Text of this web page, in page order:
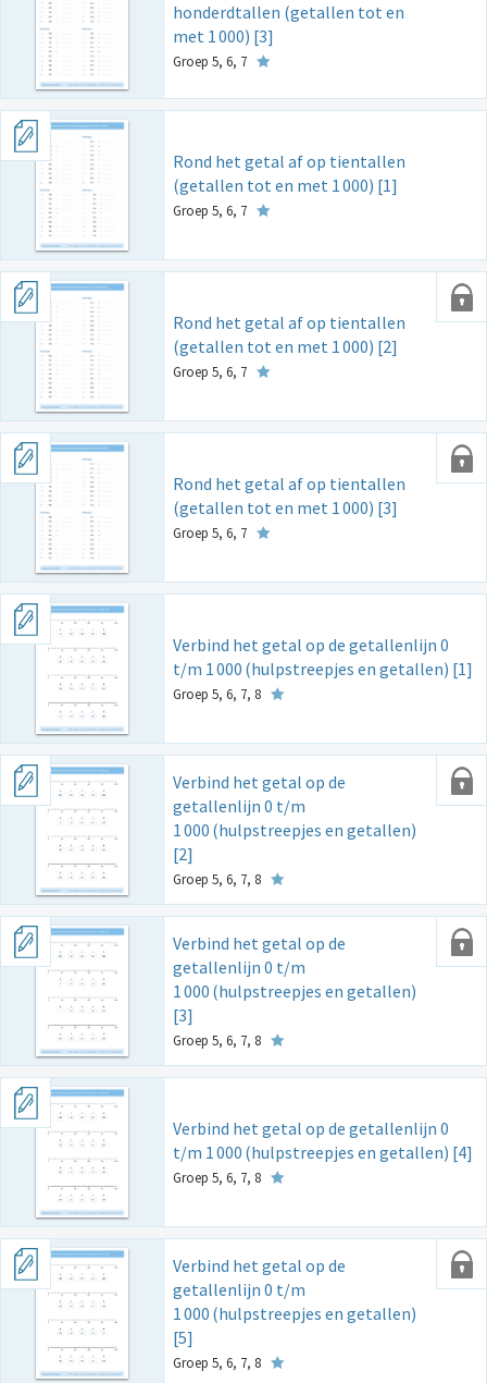
honderdtallen (getallen tot en
met 1000) [3]
Groep 5, 6, 7
Rond het getal af op tientallen
(getallen tot en met 1000) [1]
Groep 5, 6, 7
Rond het getal af op tientallen
(getallen tot en met 1000) [2]
Groep 5, 6, 7
Rond het getal af op tientallen
(getallen tot en met 1000) [3]
Groep 5, 6, 7
Verbind het getal op de getallenlijn 0
t/m 1000 (hulpstreepjes en getallen) [1]
Groep 5, 6, 7, 8
Verbind het getal op de
getallenlijn 0 t/m
1000 (hulpstreepjes en getallen)
[2]
Groep 5, 6, 7, 8
Verbind het getal op de
getallenlijn 0 t/m
1000 (hulpstreepjes en getallen)
[3]
Groep 5, 6, 7, 8
Verbind het getal op de getallenlijn 0
t/m 1000 (hulpstreepjes en getallen) [4]
Groep 5, 6, 7, 8
Verbind het getal op de
getallenlijn 0 t/m
1000 (hulpstreepjes en getallen)
[5]
Groep 5, 6, 7, 8